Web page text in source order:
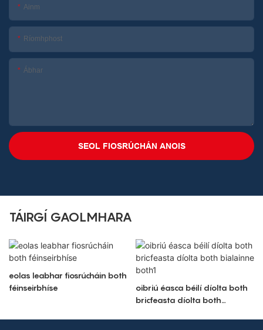
Ainm
Ríomhphost
Ábhar
SEOL FIOSRÚCHÁN ANOIS
TÁIRGÍ GAOLMHARA
eolas leabhar fiosrúcháin both
féinseirbhíse
oibriú éasca béilí díolta both
bricfeasta díolta both